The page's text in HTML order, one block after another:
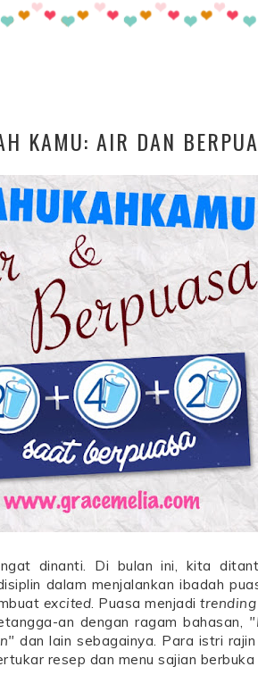
KAMU: AIR DAN
dinanti. Di bulan ini, kita
dalam menjalankan ibadah
excited. Puasa menjadi
an dengan ragam bahasan,
dan lain sebagainya. Para istri
resep dan menu sajian berbuka